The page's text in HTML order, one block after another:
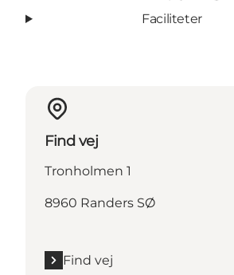
Faciliteter
Find vej
Tronholmen 1
8960 Randers SØ
Find vej